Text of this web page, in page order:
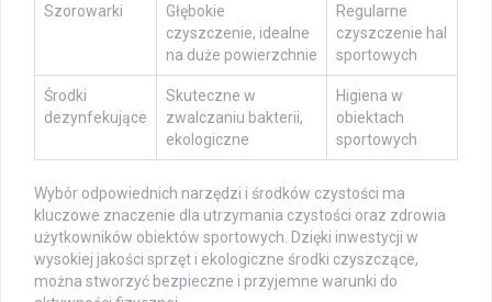
Szorowarki
Głębokie
czyszczenie, idealne
na duże powierzchnie
Regularne
czyszczenie hal
sportowych
Środki
dezynfekujące
Skuteczne w
zwalczaniu bakterii,
ekologiczne
Higiena w
obiektach
sportowych
Wybór odpowiednich narzędzi i środków czystości ma
kluczowe znaczenie dla utrzymania czystości oraz zdrowia
użytkowników obiektów sportowych. Dzięki inwestycji w
wysokiej jakości sprzęt i ekologiczne środki czyszczące,
można stworzyć bezpieczne i przyjemne warunki do